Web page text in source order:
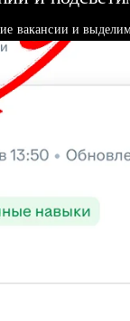
вакансии и